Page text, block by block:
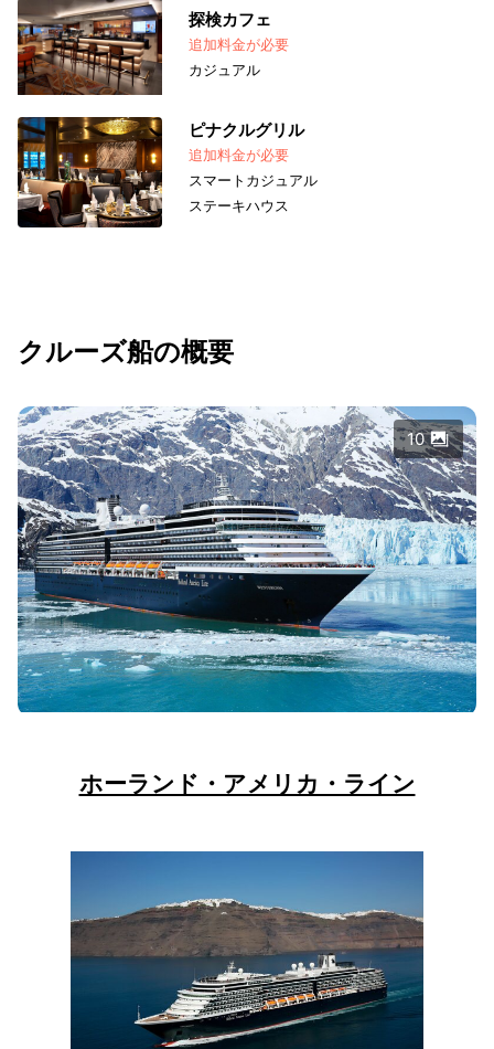
探検カフェ
追加料金が必要
カジュアル
ピナクルグリル
追加料金が必要
スマートカジュアル
ステーキハウス
クルーズ船の概要
10
ホーランド・アメリカ・ライン